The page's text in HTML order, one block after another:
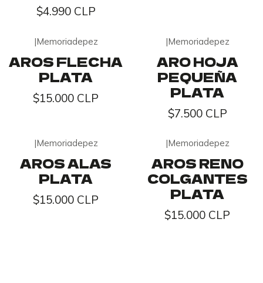
$4.990 CLP
|Memoriadepez
AROS FLECHA
PLATA
$15.000 CLP
|Memoriadepez
ARO HOJA
PEQUEÑA
PLATA
$7.500 CLP
|Memoriadepez
AROS ALAS
PLATA
$15.000 CLP
|Memoriadepez
AROS RENO
COLGANTES
PLATA
$15.000 CLP